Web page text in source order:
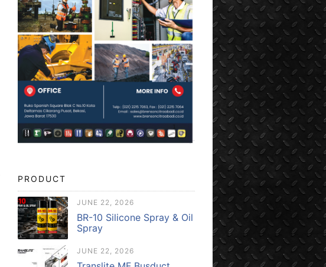
PRODUCT
JUNE 22, 2026
BR-10 Silicone Spray & Oil
Spray
JUNE 22, 2026